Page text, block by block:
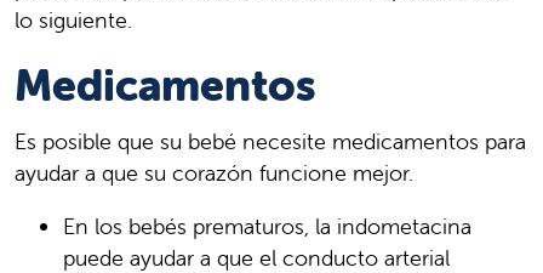
lo siguiente.
Medicamentos
Es posible que su bebé necesite medicamentos para
ayudar a que su corazón funcione mejor.
En los bebés prematuros, la indometacina
puede ayudar a que el conducto arterial